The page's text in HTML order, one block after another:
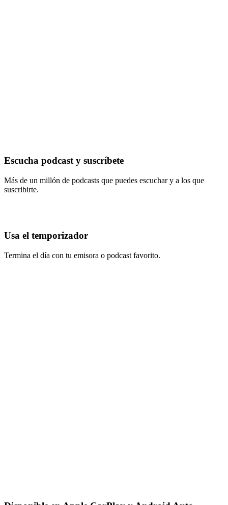
Escucha podcast y suscríbete
Más de un millón de podcasts que puedes escuchar y a los que
suscribirte.
Usa el temporizador
Termina el día con tu emisora o podcast favorito.